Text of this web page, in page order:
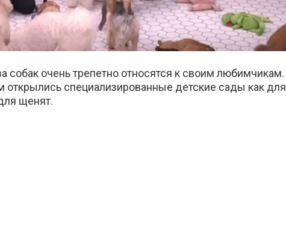
собак очень трепетно относятся к своим любимчикам.
открылись специализированные детские сады как для
щенят.